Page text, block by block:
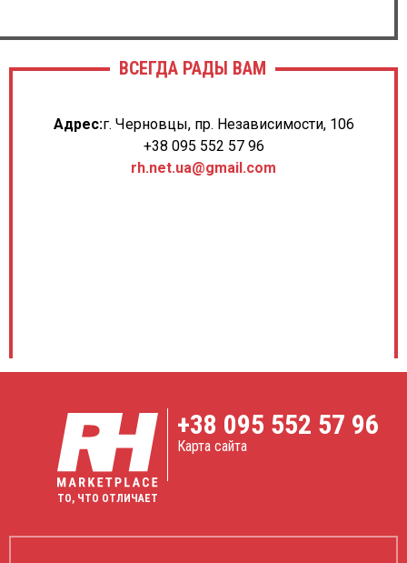
ВСЕГДА РАДЫ ВАМ
Адрес:г. Черновцы, пр. Независимости, 106
+38 095 552 57 96
rh.net.ua@gmail.com
ТО, ЧТО ОТЛИЧАЕТ
+38 095 552 57 96
Карта сайта